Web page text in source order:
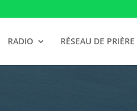
RADIO RÉSEAU DE PRIÈRE